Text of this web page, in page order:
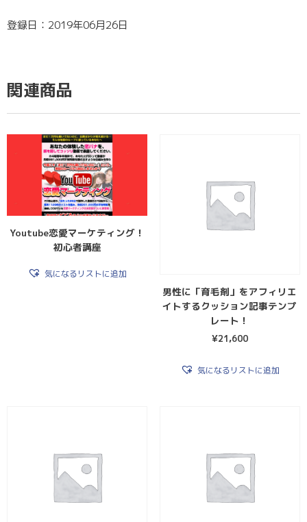
登録日：2019年06月26日
関連商品
Youtube恋愛マーケティング！
初心者講座
気になるリストに追加
男性に「育毛剤」をアフィリエ
イトするクッション記事テンプ
レート！
¥21,600
気になるリストに追加